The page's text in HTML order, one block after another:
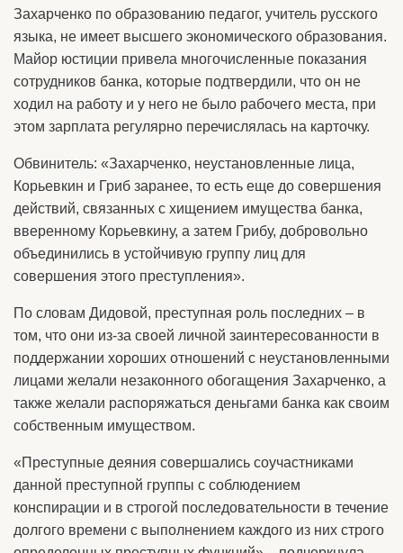
Захарченко по образованию педагог, учитель русского
языка, не имеет высшего экономического образования.
Майор юстиции привела многочисленные показания
сотрудников банка, которые подтвердили, что он не
ходил на работу и у него не было рабочего места, при
этом зарплата регулярно перечислялась на карточку.
Обвинитель: «Захарченко, неустановленные лица,
Корьевкин и Гриб заранее, то есть еще до совершения
действий, связанных с хищением имущества банка,
вверенному Корьевкину, а затем Грибу, добровольно
объединились в устойчивую группу лиц для
совершения этого преступления».
По словам Дидовой, преступная роль последних – в
том, что они из-за своей личной заинтересованности в
поддержании хороших отношений с неустановленными
лицами желали незаконного обогащения Захарченко, а
также желали распоряжаться деньгами банка как своим
собственным имуществом.
«Преступные деяния совершались соучастниками
данной преступной группы с соблюдением
конспирации и в строгой последовательности в течение
долгого времени с выполнением каждого из них строго